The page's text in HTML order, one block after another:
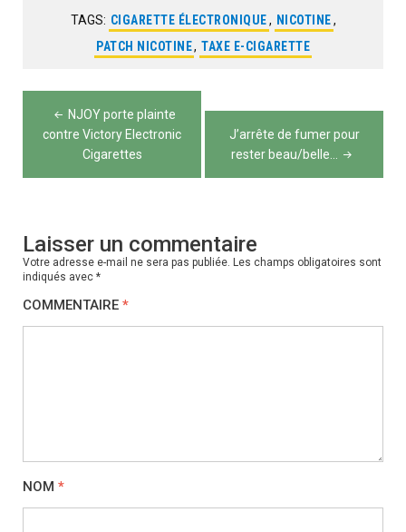
TAGS: CIGARETTE ÉLECTRONIQUE, NICOTINE,
PATCH NICOTINE, TAXE E-CIGARETTE
Navigation
de
l’article
NJOY porte plainte
contre Victory Electronic
Cigarettes
J’arrête de fumer pour
rester beau/belle…
Laisser un commentaire
Votre adresse e-mail ne sera pas publiée. Les champs obligatoires sont
indiqués avec *
COMMENTAIRE *
NOM *